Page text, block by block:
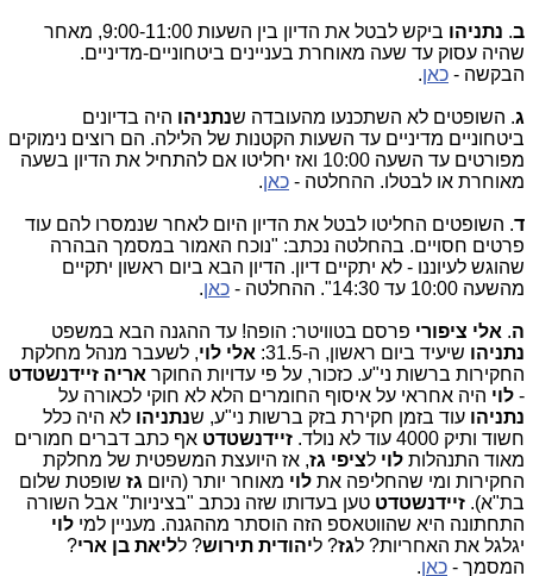
ב. נתניהו
ביקש לבטל את הדיון בין השעות 9:00-11:00, מאחר
שהיה עסוק עד שעה מאוחרת בעניינים ביטחוניים-מדיניים.
הבקשה - כאן.
ג. השופטים לא השתכנעו מהעובדה שנתניהו היה בדיונים
ביטחוניים מדיניים עד השעות הקטנות של הלילה. הם רוצים נימוקים
מפורטים עד השעה 10:00 ואז יחליטו אם להתחיל את הדיון בשעה
מאוחרת או לבטלו. ההחלטה - כאן.
ד.
מהשעה 10:00 עד 14:30". ההחלטה -
כאן.
ה. אלי ציפורי פרסם בטוויטר: הופה! עד ההגנה הבא במשפט
נתניהו שיעיד ביום ראשון, ה-31.5: אלי לוי, לשעבר מנהל מחלקת
החקירות ברשות ני"ע. כזכור, על פי עדויות החוקר אריה זיידנשטדט
- לוי היה אחראי על איסוף החומרים הלא לא חוקי לכאורה על
נתניהו עוד בזמן חקירת בזק ברשות ני"ע, שנתניהו לא היה כלל
חשוד ותיק 4000 עוד לא נולד.
זיידנשטדט אף כתב דברים חמורים
מאוד התנהלות לוי לציפי גז, אז היועצת המשפטית של מחלקת
החקירות ומי שהחליפה את לוי מאוחר יותר (היום גז שופטת שלום
בת"א). זיידנשטדט טען בעדותו שזה נכתב "בציניות" אבל השורה
התחתונה היא שהווטאספ הזה הוסתר מההגנה. מעניין למי לוי
יגלגל את האחריות? לגז? ליהודית תירוש? לליאת בן ארי?
המסמך - כאן.